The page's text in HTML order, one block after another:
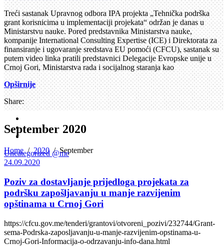
September 2020
Home/2020 /September
Treći sastanak Upravnog odbora IPA projekta „Tehnička podrška
grant korisnicima u implementaciji projekata“ održan je danas u
Ministarstvu nauke. Pored predstavnika Ministarstva nauke,
kompanije International Consulting Expertise (ICE) i Direktorata za
finansiranje i ugovaranje sredstava EU pomoći (CFCU), sastanak su
putem video linka pratili predstavnici Delegacije Evropske unije u
Crnoj Gori, Ministarstva rada i socijalnog staranja kao
Opširnije
Share:
Uncategorized @me
24.09.2020
Poziv za dostavljanje prijedloga projekata za
podršku zapošljavanju u manje razvijenim
opštinama u Crnoj Gori
https://cfcu.gov.me/tenderi/grantovi/otvoreni_pozivi/232744/Grant-
sema-Podrska-zaposljavanju-u-manje-razvijenim-opstinama-u-
Crnoj-Gori-Informacija-o-odrzavanju-info-dana.html